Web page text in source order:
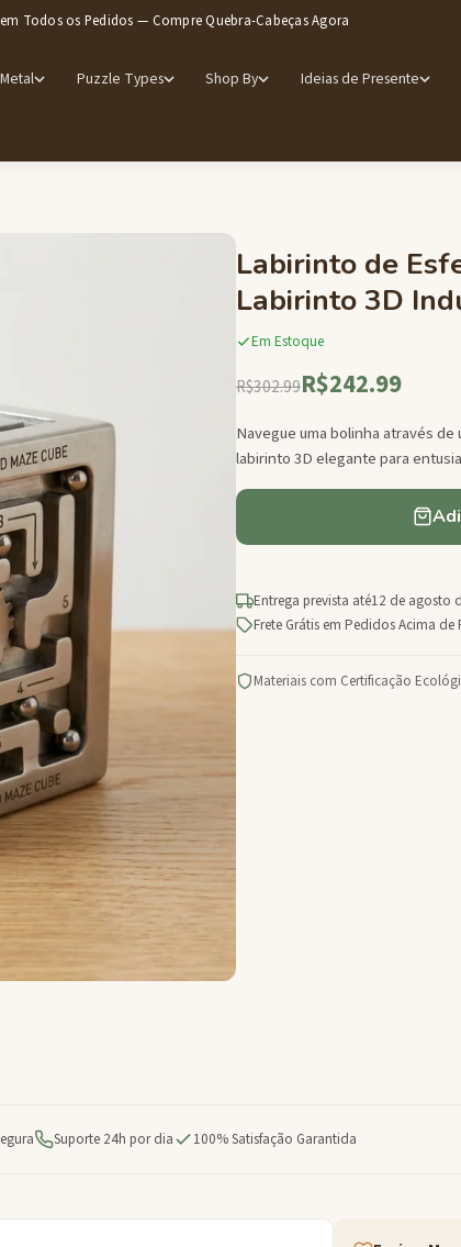
Todos os Pedidos — Compre Quebra-Cabeças Agora
Puzzle Types Shop By Ideias de Presente
Labirinto de
Labirinto 3D
Em Estoque
R$302.99R$242.99
Navegue uma bolinha através de
labirinto 3D elegante para
Entrega prevista até12 de agosto
Frete Grátis em Pedidos Acima de
Materiais com Certificação
Suporte 24h por dia 100% Satisfação Garantida